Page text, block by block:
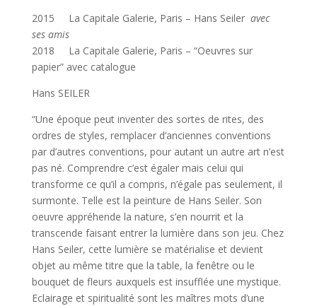
2015 La Capitale Galerie, Paris – Hans Seiler avec
ses amis
2018 La Capitale Galerie, Paris – “Oeuvres sur
papier” avec catalogue
Hans SEILER
“Une époque peut inventer des sortes de rites, des
ordres de styles, remplacer d’anciennes conventions
par d’autres conventions, pour autant un autre art n’est
pas né. Comprendre c’est égaler mais celui qui
transforme ce qu’il a compris, n’égale pas seulement, il
surmonte. Telle est la peinture de Hans Seiler. Son
oeuvre appréhende la nature, s’en nourrit et la
transcende faisant entrer la lumière dans son jeu. Chez
Hans Seiler, cette lumière se matérialise et devient
objet au même titre que la table, la fenêtre ou le
bouquet de fleurs auxquels est insufflée une mystique.
Eclairage et spiritualité sont les maîtres mots d’une